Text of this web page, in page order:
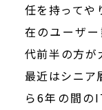
任を持ってや
在のユーザ
代前半の方が
最近はシニア
ら6年の間の